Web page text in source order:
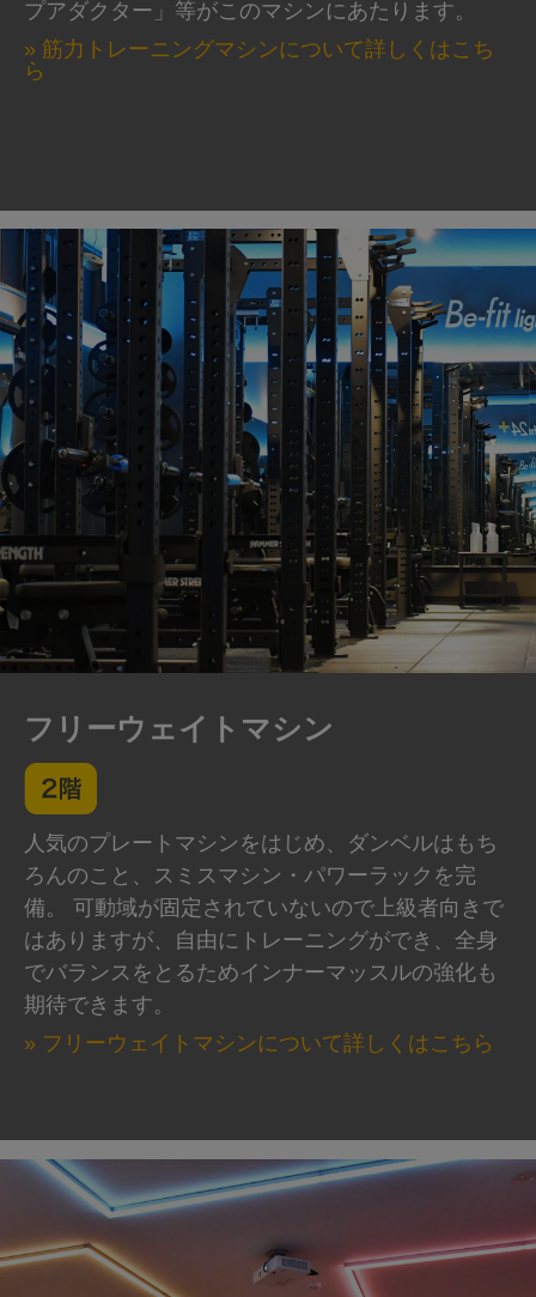
プアダクター」等がこのマシンにあたります。
» 筋力トレーニングマシンについて詳しくはこち
ら
フリーウェイトマシン
人気のプレートマシンをはじめ、ダンベルはもち
ろんのこと、スミスマシン・パワーラックを完
備。 可動域が固定されていないので上級者向きで
はありますが、自由にトレーニングができ、全身
でバランスをとるためインナーマッスルの強化も
期待できます。
» フリーウェイトマシンについて詳しくはこちら